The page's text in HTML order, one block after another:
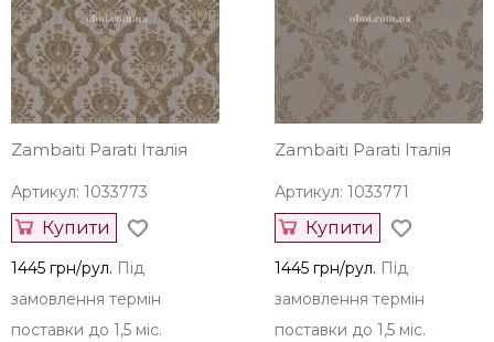
Zambaiti Parati Італія
Артикул: 1033773
Купити
1445 грн/рул. Під
замовлення термін
поставки до 1,5 міс.
Zambaiti Parati Італія
Артикул: 1033771
Купити
1445 грн/рул. Під
замовлення термін
поставки до 1,5 міс.